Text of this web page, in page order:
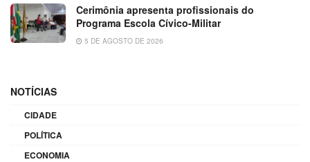
Cerimônia apresenta profissionais do
Programa Escola Cívico-Militar
5 DE AGOSTO DE 2026
NOTÍCIAS
CIDADE
POLÍTICA
ECONOMIA